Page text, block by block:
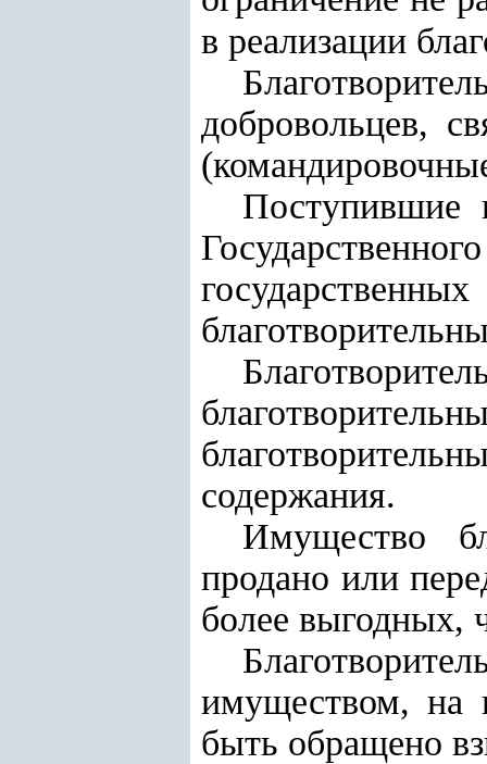
в реализации
добровольцев,
Поступившие
содержания.
Имущество
продано или
более выгодных,
имуществом, на
быть обращено